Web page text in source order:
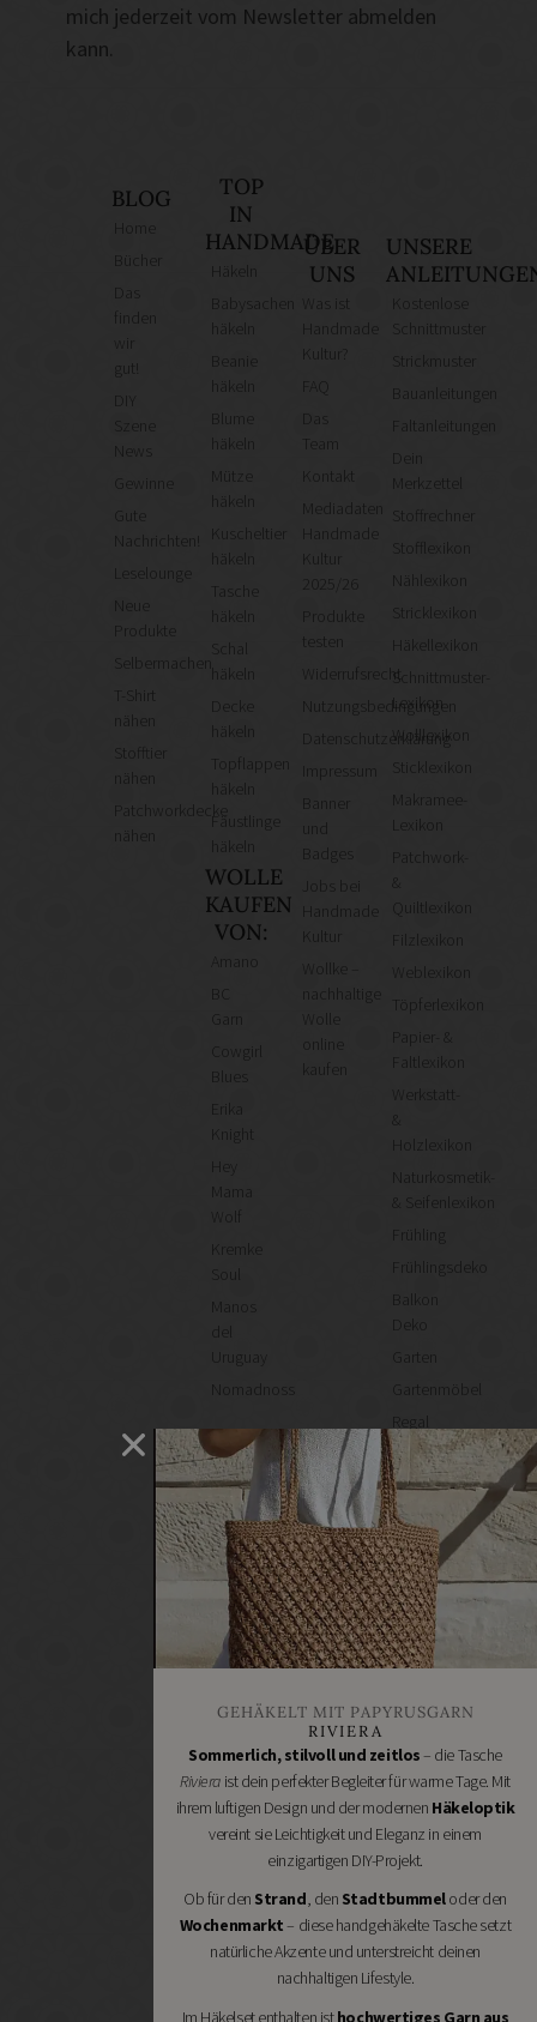
mich jederzeit vom Newsletter abmelden
kann.
BLOG
finden
gut!
News
Gute
Nachrichten!
Leselounge
Neue
Produkte
Selbermachen
T-Shirt
Stofftier
Patchworkdecke
TOP
IN
HANDMADE
häkeln
häkeln
Mütze
häkeln
Kuscheltier
häkeln
Tasche
häkeln
häkeln
Topflappen
häkeln
Fäustlinge
häkeln
WOLLE
KAUFEN
VON:
Cowgirl
Knight
Mama
Wolf
Kremke
Manos
Uruguay
Nomadnoss
ÜBER
UNS
Was ist
Kultur?
Team
Kontakt
Mediadaten
Kultur
2025/26
Produkte
testen
Widerrufsrecht
Nutzungsbedingungen
Datenschutzerklärung
Kultur
Wollke –
nachhaltige
kaufen
UNSERE
Kostenlose
Schnittmuster
Strickmuster
Bauanleitungen
Faltanleitungen
Merkzettel
Stoffrechner
Stofflexikon
Nählexikon
Stricklexikon
Häkellexikon
Schnittmuster-
Lexikon
Wolllexikon
Sticklexikon
Makramee-
Lexikon
Patchwork-
&
Quiltlexikon
Weblexikon
Töpferlexikon
Papier- &
Faltlexikon
Werkstatt-
&
Holzlexikon
Naturkosmetik-
& Seifenlexikon
Frühling
Frühlingsdeko
Balkon
Deko
Garten
Gartenmöbel
Regal
selber
machen
Heimwerken
Renovieren
DIY
GESCHÄFTE
Bastelbedarf
Stoffgeschäfte
Handgemachtes
Schneidereibedarf
Handarbeitszubehör
DIY
Online
Shops
Schmuckzubehör
Nähmaschinen
GEHÄKELT MIT PAPYRUSGARN
RIVIERA
Sommerlich, stilvoll und zeitlos– die Tasche
Rivieraist dein perfekter Begleiter für warme Tage. Mit
ihrem luftigen Design und der modernen Häkeloptik
vereint sie Leichtigkeit und Eleganz in einem
einzigartigen DIY-Projekt.
Ob für den Strand, den Stadtbummeloder den
Wochenmarkt– diese handgehäkelte Tasche setzt
natürliche Akzente und unterstreicht deinen
nachhaltigen Lifestyle.
Im Häkelset enthalten isthochwertiges Garn aus